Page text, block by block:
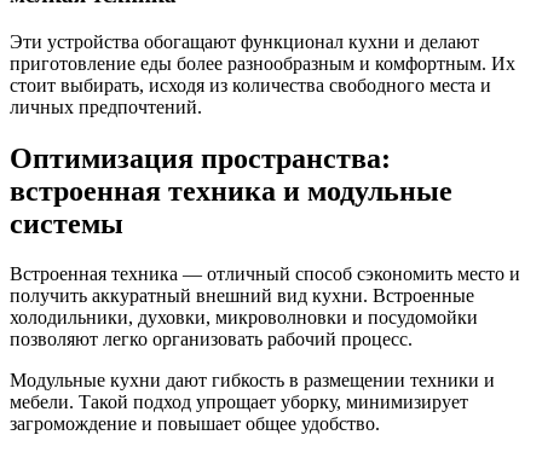
Эти устройства обогащают функционал кухни и делают
приготовление еды более разнообразным и комфортным. Их
стоит выбирать, исходя из количества свободного места и
личных предпочтений.
Оптимизация пространства:
встроенная техника и модульные
системы
Встроенная техника — отличный способ сэкономить место и
получить аккуратный внешний вид кухни. Встроенные
холодильники, духовки, микроволновки и посудомойки
позволяют легко организовать рабочий процесс.
Модульные кухни дают гибкость в размещении техники и
мебели. Такой подход упрощает уборку, минимизирует
загромождение и повышает общее удобство.